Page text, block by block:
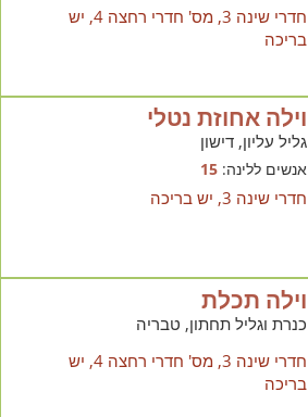
חדרי שינה 3, מס' חדרי רחצה 4, יש
בריכה
וילה אחוזת נטלי
גליל עליון, דישון
אנשים ללינה:15
חדרי שינה 3, יש בריכה
וילה תכלת
כנרת וגליל תחתון, טבריה
חדרי שינה 3, מס' חדרי רחצה 4, יש
בריכה